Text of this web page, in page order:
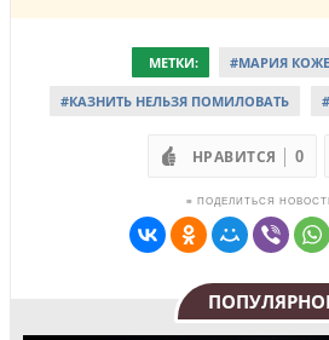
МЕТКИ: #МАРИЯ
#КАЗНИТЬ НЕЛЬЗЯ ПОМИЛОВАТЬ
НРАВИТСЯ 0
≡ ПОДЕЛИТЬСЯ